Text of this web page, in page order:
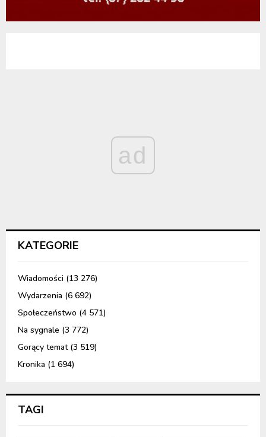
ad
KATEGORIE
Wiadomości (13 276)
Wydarzenia (6 692)
Społeczeństwo (4 571)
Na sygnale (3 772)
Gorący temat(3 519)
Kronika (1 694)
TAGI